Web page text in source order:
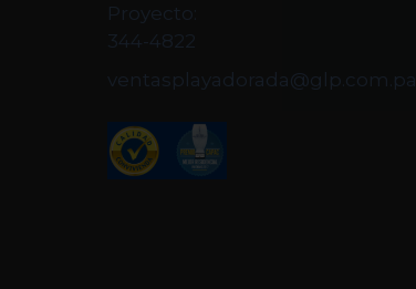
Proyecto:
344-4822
ventasplayadorada@glp.com.pa